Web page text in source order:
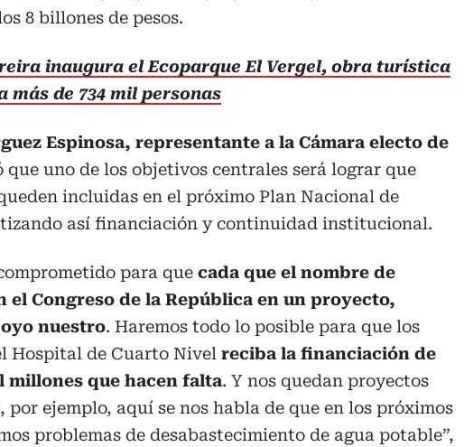
8 billones de pesos.
inaugura el Ecoparque El Vergel, obra turística
más de 734 mil personas
Espinosa, representante a la Cámara electo de
que uno de los objetivos centrales será lograr que
incluidas en el próximo Plan Nacional de
así financiación y continuidad institucional.
para que cada que el nombre de
el Congreso de la República en un proyecto,
nuestro. Haremos todo lo posible para que los
Hospital de Cuarto Nivel reciba la financiación de
millones que hacen falta. Y nos quedan proyectos
ejemplo, aquí se nos habla de que en los próximos
problemas de desabastecimiento de agua potable”,